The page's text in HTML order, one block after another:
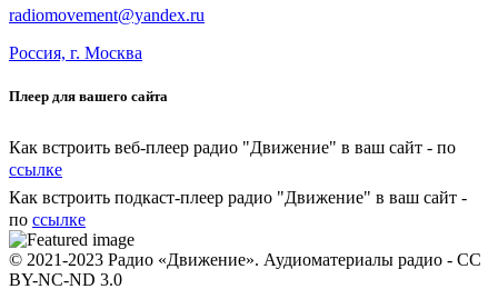
radiomovement@yandex.ru
Россия, г. Москва
Плеер для вашего сайта
Как встроить веб-плеер радио "Движение" в ваш сайт - по
ссылке
Как встроить подкаст-плеер радио "Движение" в ваш сайт -
по ссылке
© 2021-2023 Радио «Движение». Аудиоматериалы радио - CC
BY-NC-ND 3.0